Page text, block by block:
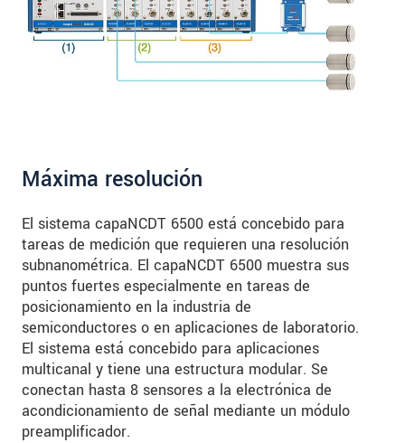
Máxima resolución
El sistema capaNCDT 6500 está concebido para
tareas de medición que requieren una resolución
subnanométrica. El capaNCDT 6500 muestra sus
puntos fuertes especialmente en tareas de
posicionamiento en la industria de
semiconductores o en aplicaciones de laboratorio.
El sistema está concebido para aplicaciones
multicanal y tiene una estructura modular. Se
conectan hasta 8 sensores a la electrónica de
acondicionamiento de señal mediante un módulo
preamplificador.